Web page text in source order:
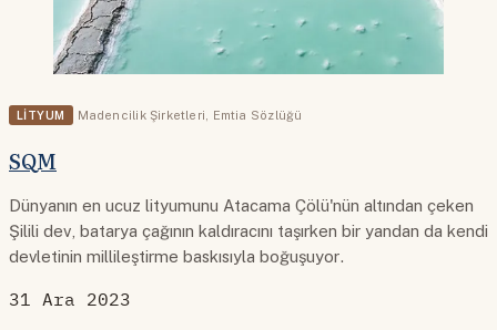
LITYUM Madencilik Şirketleri Emtia Sözlüğü
SQM
Dünyanın en ucuz lityumunu Atacama Çölü'nün altından çeken
Şilili dev, batarya çağının kaldıracını taşırken bir yandan da kendi
devletinin millileştirme baskısıyla boğuşuyor.
31 Ara 2023